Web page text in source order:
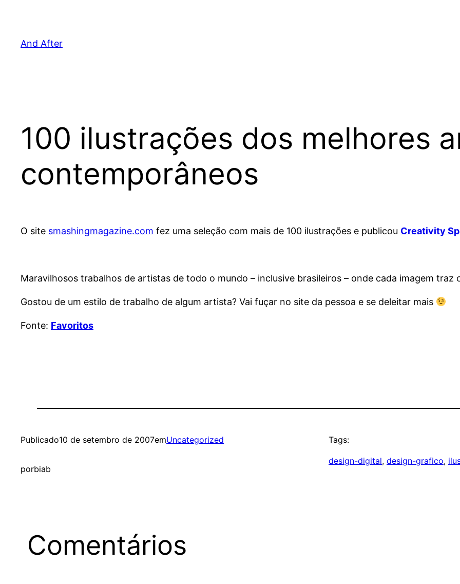
And After
100 ilustrações dos melhores
contemporâneos
O site smashingmagazine.com fez uma seleção com mais de 100 ilustrações e publicou Creativity
Maravilhosos trabalhos de artistas de todo o mundo – inclusive brasileiros – onde cada imagem
Gostou de um estilo de trabalho de algum artista? Vai fuçar no site da pessoa e se deleitar mais
Fonte: Favoritos
Publicado10 de setembro de 2007emUncategorized
porbiab
Tags:
design-digital, design-grafico,
Comentários